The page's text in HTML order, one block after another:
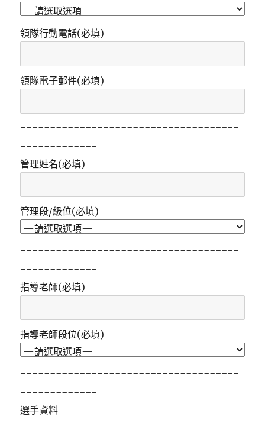
領隊行動電話(必填)
領隊電子郵件(必填)
=====================================
=============
管理姓名(必填)
管理段/級位(必填)
=====================================
=============
指導老師(必填)
指導老師段位(必填)
=====================================
=============
選手資料